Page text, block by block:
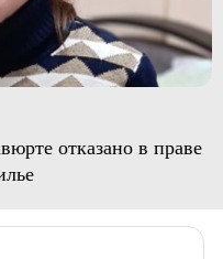
отказано в праве